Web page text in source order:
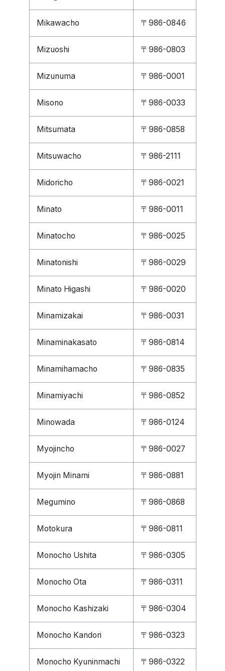
Mikawacho 〒986-0846
Mizuoshi 〒986-0803
Mizunuma 〒986-0001
Misono 〒986-0033
Mitsumata 〒986-0858
Mitsuwacho 〒986-2111
Midoricho 〒986-0021
Minato 〒986-0011
Minatocho 〒986-0025
Minatonishi 〒986-0029
Minato Higashi 〒986-0020
Minamizakai 〒986-0031
Minaminakasato 〒986-0814
Minamihamacho 〒986-0835
Minamiyachi 〒986-0852
Minowada 〒986-0124
Myojincho 〒986-0027
Myojin Minami 〒986-0881
Megumino 〒986-0868
Motokura 〒986-0811
Monocho Ushita 〒986-0305
Monocho Ota 〒986-0311
Monocho Kashizaki 〒986-0304
Monocho Kandori 〒986-0323
Monocho Kyuninmachi 〒986-0322